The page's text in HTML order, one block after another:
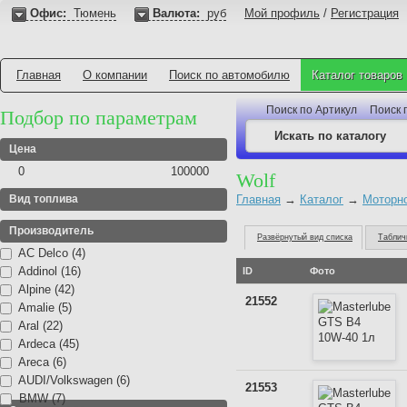
Офис: Тюмень Валюта: руб Мой профиль / Регистрация
Главная О компании Поиск по автомобилю Каталог товаров
Подбор по параметрам
Цена
0 100000
Вид топлива
Производитель
AC Delco (4)
Addinol (16)
Alpine (42)
Amalie (5)
Aral (22)
Ardeca (45)
Areca (6)
AUDI/Volkswagen (6)
BMW (7)
Поиск по Артикул Поиск
Wolf
Главная → Каталог →
Развёрнутый вид списка
ID Фото
21552
21553